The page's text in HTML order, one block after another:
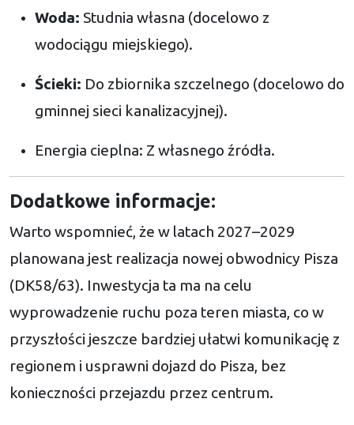
Woda: Studnia własna (docelowo z
wodociągu miejskiego).
Ścieki: Do zbiornika szczelnego (docelowo do
gminnej sieci kanalizacyjnej).
Energia cieplna: Z własnego źródła.
Dodatkowe informacje:
Warto wspomnieć, że w latach 2027–2029
planowana jest realizacja nowej obwodnicy Pisza
(DK58/63). Inwestycja ta ma na celu
wyprowadzenie ruchu poza teren miasta, co w
przyszłości jeszcze bardziej ułatwi komunikację z
regionem i usprawni dojazd do Pisza, bez
konieczności przejazdu przez centrum.